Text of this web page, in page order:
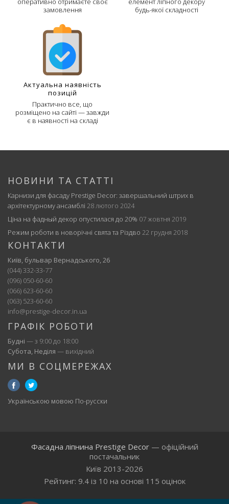
замовлення
будь-якої складності
Актуальна наявність
позицій
Практично все, що
розміщено на сайті — завжди
є в наявності на складі
НОВИНИ ТА СТАТТІ
Карнизи для фасаду Prestige Decor: завершальний штрих в
архітектурному ансамблі 28 лютого 2024
Ціна на фадный декор опустилася до 20% 07 жовтня 2019
Режим роботи в новорічні свята та Різдво 22 грудня 2018
КОНТАКТИ
Київ, бульвар Вернадського, 26
(044) 332-33-77
(096) 050-60-60
(066) 623-60-60
(063) 523-60-60
info@prestige-decor.in.ua
ГРАФІК РОБОТИ
Будні — з 9:00 до 18:00
Субота, Неділя — вихідний
МИ В СОЦМЕРЕЖАХ
Українською мовою По-русски
Фасадна ліпнина Prestige Decor— офіційний
постачальник
Київ 2013-2026
Рейтинг: 9.4із 10 на основі 115 оцінок